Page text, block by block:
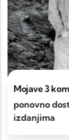
Mojave 3
ponovno
izdanjima